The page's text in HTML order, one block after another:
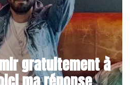
gratuitement à